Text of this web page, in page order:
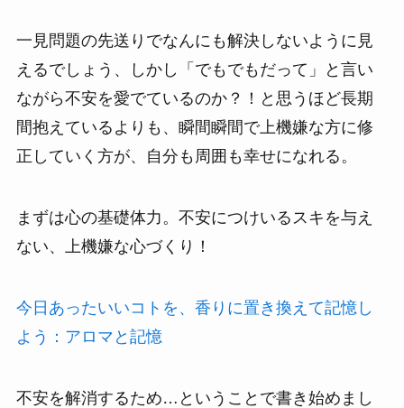
一見問題の先送りでなんにも解決しないように見
えるでしょう、しかし「でもでもだって」と言い
ながら不安を愛でているのか？！と思うほど長期
間抱えているよりも、瞬間瞬間で上機嫌な方に修
正していく方が、自分も周囲も幸せになれる。
まずは心の基礎体力。不安につけいるスキを与え
ない、上機嫌な心づくり！
今日あったいいコトを、香りに置き換えて記憶し
よう：アロマと記憶
不安を解消するため…ということで書き始めまし